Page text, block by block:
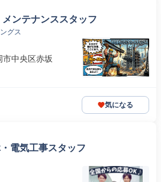
ンテナンススタッフ
グス
中央区赤坂
気になる
電気工事スタッフ